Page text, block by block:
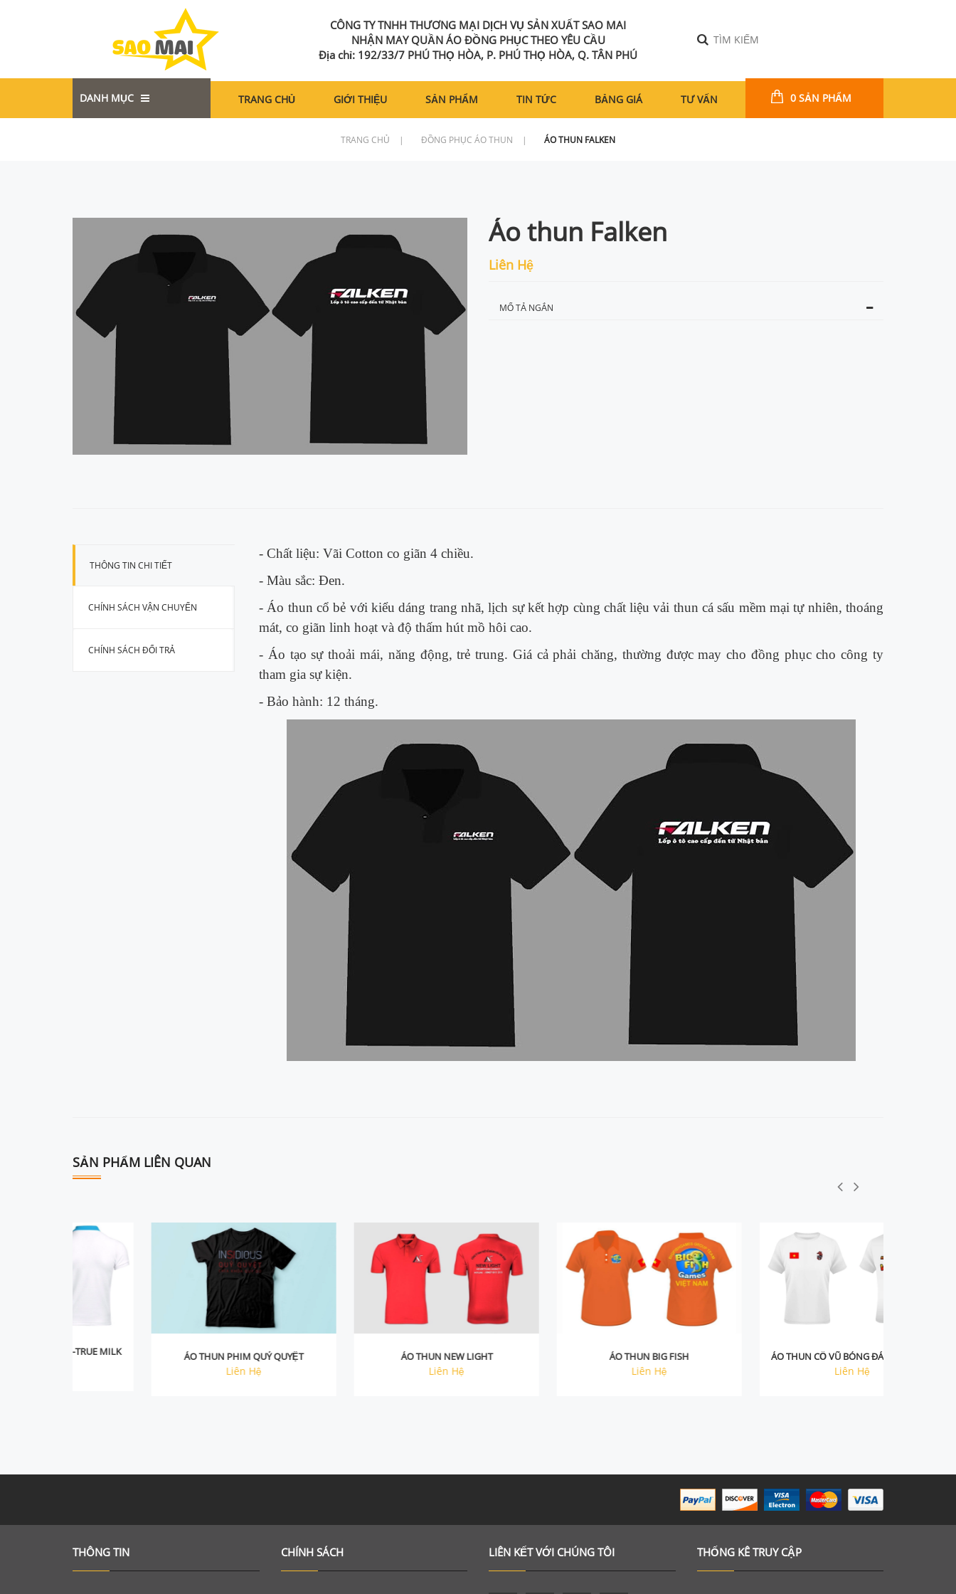
CÔNG TY TNHH THƯƠNG MẠI DỊCH VỤ SẢN XUẤT SAO MAI
NHẬN MAY QUẦN ÁO ĐỒNG PHỤC THEO YÊU CẦU
Địa chỉ: 192/33/7 PHÚ THỌ HÒA, P. PHÚ THỌ HÒA, Q. TÂN PHÚ
DANH MỤC TRANG CHỦ GIỚI THIỆU SẢN PHẨM TIN TỨC BẢNG GIÁ TƯ VẤN 0 SẢN PHẨM
TRANG CHỦ | ĐỒNG PHỤC ÁO THUN | ÁO THUN FALKEN
Áo thun Falken
Liên Hệ
MỔ TẢ NGẮN
THÔNG TIN CHI TIẾT
CHÍNH SÁCH VẬN CHUYỂN
CHÍNH SÁCH ĐỔI TRẢ
- Chất liệu: Vãi Cotton co giãn 4 chiều.
- Màu sắc: Đen.
- Áo thun cổ bẻ với kiểu dáng trang nhã, lịch sự kết hợp cùng chất liệu vải thun cá sấu mềm mại tự nhiên, thoáng
mát, co giãn linh hoạt và độ thấm hút mồ hôi cao.
- Áo tạo sự thoải mái, năng động, trẻ trung. Giá cả phải chăng, thường được may cho đồng phục cho công ty
tham gia sự kiện.
- Bảo hành: 12 tháng.
SẢN PHẨM LIÊN QUAN
ÁO THUN PHIM QUỶ QUYỆT ÁO THUN NEW LIGHT ÁO THUN BIG FISH ÁO THUN CỔ VŨ BÓNG ĐÁ (RỒNG ĐỎ)
THÔNG TIN CHÍNH SÁCH LIÊN KẾT VỚI CHÚNG TÔI THỐNG KÊ TRUY CẬP